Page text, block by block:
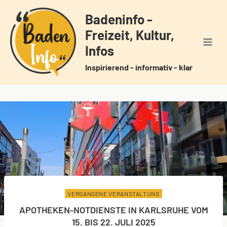
Inhalt
springen
Badeninfo -
Freizeit, Kultur,
Infos
Inspirierend - informativ - klar
VERGANGENE VERANSTALTUNG
APOTHEKEN-NOTDIENSTE IN KARLSRUHE VOM
15. BIS 22. JULI 2025